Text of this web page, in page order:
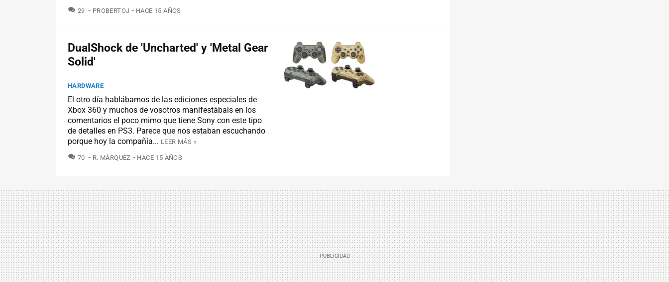
29 COMENTARIOS
PROBERTOJ HACE 15 AÑOS
DualShock de 'Uncharted' y 'Metal Gear
Solid'
HARDWARE
El otro día hablábamos de las ediciones especiales de
Xbox 360 y muchos de vosotros manifestábais en los
comentarios el poco mimo que tiene Sony con este tipo
de detalles en PS3. Parece que nos estaban escuchando
porque hoy la compañía... LEER MÁS »
70 COMENTARIOS
R. MÁRQUEZ HACE 15 AÑOS